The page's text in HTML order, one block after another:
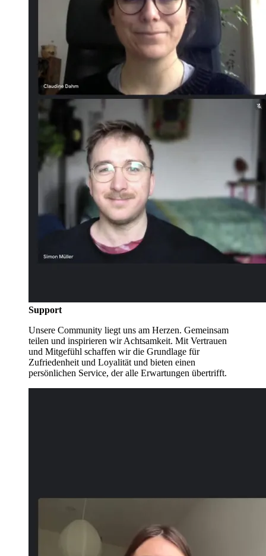
Support
Unsere Community liegt uns am Herzen. Gemeinsam
teilen und inspirieren wir Achtsamkeit. Mit Vertrauen
und Mitgefühl schaffen wir die Grundlage für
Zufriedenheit und Loyalität und bieten einen
persönlichen Service, der alle Erwartungen übertrifft.